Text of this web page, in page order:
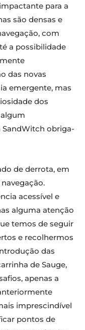
para a
são densas e
com
a possibilidade
das novas
emergente, mas
dos
obriga-
de derrota, em
acessível e
alguma atenção
temos de seguir
e recolhermos
das
de Sauge,
apenas a
imprescindível
pontos de